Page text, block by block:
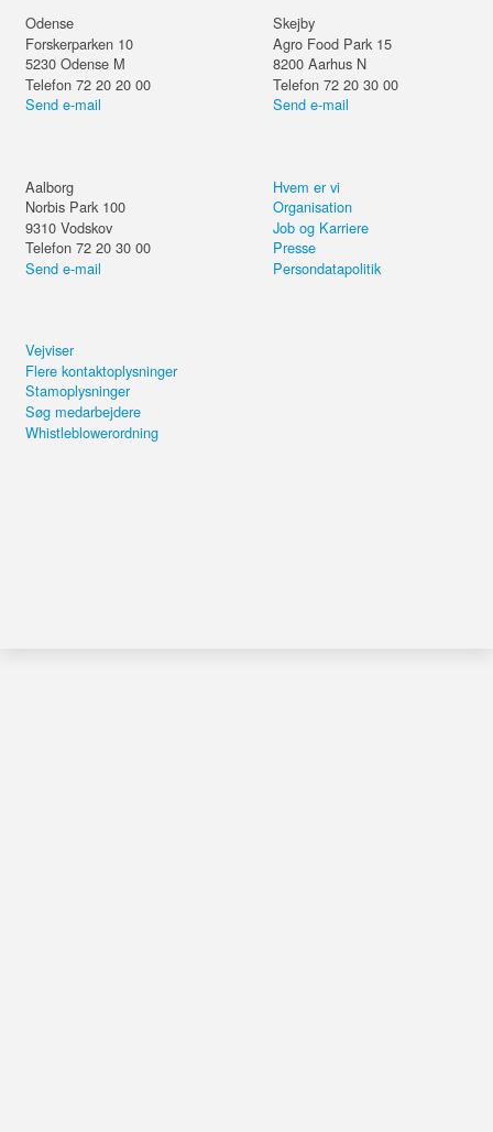
Odense
Forskerparken 10
5230 Odense M
Telefon 72 20 20 00
Send e-mail
Skejby
Agro Food Park 15
8200 Aarhus N
Telefon 72 20 30 00
Send e-mail
Aalborg
Norbis Park 100
9310 Vodskov
Telefon 72 20 30 00
Send e-mail
Hvem er vi
Organisation
Job og Karriere
Presse
Persondatapolitik
Vejviser
Flere kontaktoplysninger
Stamoplysninger
Søg medarbejdere
Whistleblowerordning